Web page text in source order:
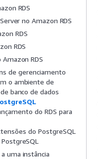
RDS
no Amazon RDS
RDS
RDS
RDS
de gerenciamento
o ambiente de
banco de dados
do RDS para
do PostgreSQL
uma instância